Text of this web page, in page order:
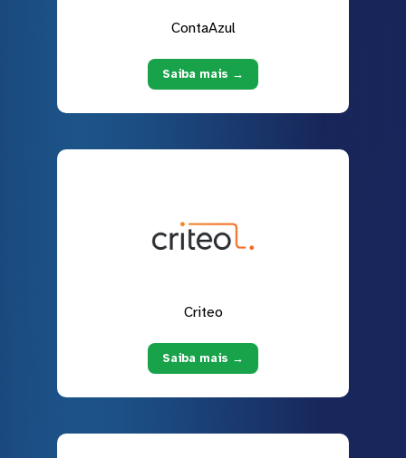
ContaAzul
Saiba mais →
Criteo
Saiba mais →